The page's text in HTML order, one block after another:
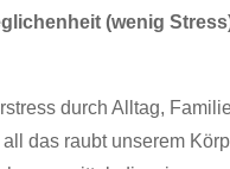
(wenig
durch Alltag,
das raubt unserem